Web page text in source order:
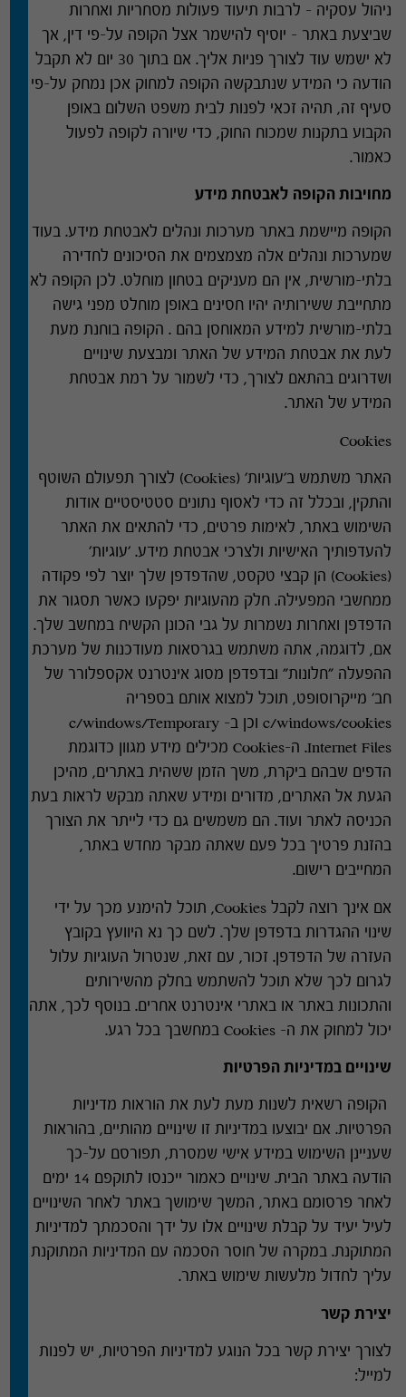
ניהול עסקיה – לרבות תיעוד פעולות מסחריות ואחרות
שביצעת באתר – יוסיף להישמר אצל הקופה על–פי דין, אך
לא ישמש עוד לצורך פניות אליך. אם בתוך 30 יום לא תקבל
הודעה כי המידע שנתבקשה הקופה למחוק אכן נמחק על–פי
סעיף זה, תהיה זכאי לפנות לבית משפט השלום באופן
הקבוע בתקנות שמכוח החוק, כדי שיורה לקופה לפעול
כאמור.
מחויבות הקופה לאבטחת מידע
הקופה מיישמת באתר מערכות ונהלים לאבטחת מידע. בעוד
שמערכות ונהלים אלה מצמצמים את הסיכונים לחדירה
בלתי–מורשית, אין הם מעניקים בטחון מוחלט. לכן הקופה לא
מתחייבת ששירותיה יהיו חסינים באופן מוחלט מפני גישה
בלתי–מורשית למידע המאוחסן בהם . הקופה בוחנת מעת
לעת את אבטחת המידע של האתר ומבצעת שינויים
ושדרוגים בהתאם לצורך, כדי לשמור על רמת אבטחת
המידע של האתר.
Cookies
האתר משתמש ב'עוגיות' (Cookies)
לצורך תפעולם השוטף
והתקין, ובכלל זה כדי לאסוף נתונים סטטיסטיים אודות
השימוש באתר, לאימות פרטים, כדי להתאים את האתר
להעדפותיך האישיות ולצרכי אבטחת מידע. 'עוגיות'
(Cookies)
הן קבצי טקסט, שהדפדפן שלך יוצר לפי פקודה
ממחשבי המפעילה. חלק מהעוגיות יפקעו כאשר תסגור את
הדפדפן ואחרות נשמרות על גבי הכונן הקשיח במחשב שלך.
אם, לדוגמה, אתה משתמש בגרסאות מעודכנות של מערכת
ההפעלה "חלונות" ובדפדפן מסוג אינטרנט אקספלורר של
חב' מייקרוסופט, תוכל למצוא אותם בספריה
c/windows/cookies וכן ב
– c/windows/Temporary
Internet Files. ה-Cookies
מכילים מידע מגוון כדוגמת
הדפים שבהם ביקרת, משך הזמן ששהית באתרים, מהיכן
הגעת אל האתרים, מדורים ומידע שאתה מבקש לראות בעת
הכניסה לאתר ועוד. הם משמשים גם כדי לייתר את הצורך
בהזנת פרטיך בכל פעם שאתה מבקר מחדש באתר,
המחייבים רישום.
אם אינך רוצה לקבל Cookies, תוכל להימנע מכך על ידי
שינוי ההגדרות בדפדפן שלך. לשם כך נא היוועץ בקובץ
העזרה של הדפדפן. זכור, עם זאת, שנטרול העוגיות עלול
לגרום לכך שלא תוכל להשתמש בחלק מהשירותים
והתכונות באתר או באתרי אינטרנט אחרים. בנוסף לכך, אתה
יכול למחוק את ה– Cookies במחשבך בכל רגע.
שינויים במדיניות הפרטיות
הקופה רשאית לשנות מעת לעת את הוראות מדיניות
הפרטיות. אם יבוצעו במדיניות זו שינויים מהותיים, בהוראות
שעניינן השימוש במידע אישי שמסרת, תפורסם על–כך
הודעה באתר הבית. שינויים כאמור ייכנסו לתוקפם 14 ימים
לאחר פרסומם באתר, המשך שימושך באתר לאחר השינויים
לעיל יעיד על קבלת שינויים אלו על ידך והסכמתך למדיניות
המתוקנת. במקרה של חוסר הסכמה עם המדיניות המתוקנת
עליך לחדול מלעשות שימוש באתר.
יצירת קשר
לצורך יצירת קשר בכל הנוגע למדיניות הפרטיות, יש לפנות
למייל: